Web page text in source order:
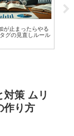
が止まったらやる
グの見直しルール
策 ムリ
作り方